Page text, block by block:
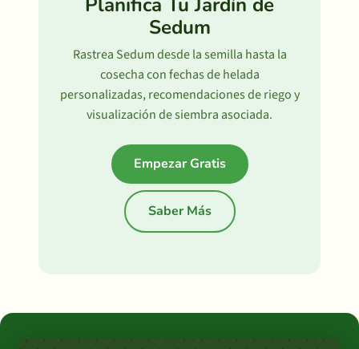
Sedum
Rastrea Sedum desde la semilla hasta la
cosecha con fechas de helada
personalizadas, recomendaciones de riego y
visualización de siembra asociada.
Empezar Gratis
Saber Más